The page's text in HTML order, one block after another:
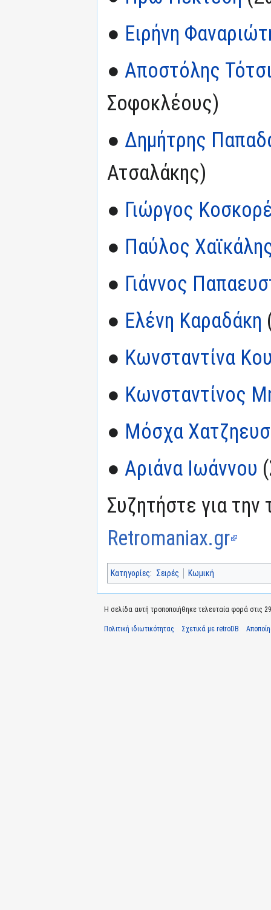
● Ειρήνη
● Αποστόλης
Σοφοκλέους)
● Δημήτρης
Ατσαλάκης)
● Γιώργος
● Παύλος
● Γιάννος
● Ελένη Καραδάκη
● Κωνσταντίνα
● Κωνσταντίνος
● Μόσχα
● Αριάνα Ιωάννου
Συζητήστε για την
Retromaniax.gr
Κατηγορίες: Σειρές Κωμική
Η σελίδα αυτή τροποποιήθηκε τελευταία φορά στις
Πολιτική ιδιωτικότητας Σχετικά με retroDB